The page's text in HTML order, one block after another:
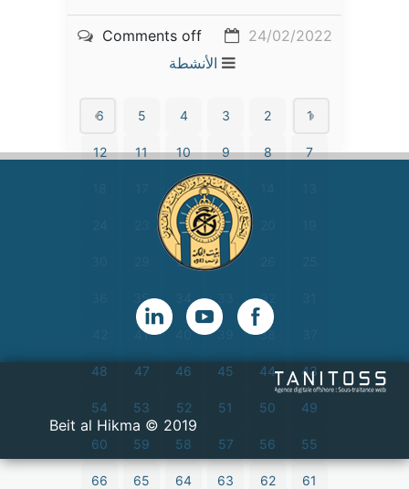
24/02/2022
Comments off
الأنشطة
1
2
3
4
5
6
7
8
9
10
11
12
15
16
21
22
27
28
32
35
38
39
40
41
43
44
45
46
47
48
49
50
51
52
53
54
55
56
57
58
59
60
61
62
63
64
65
66
2019 © Beit al Hikma